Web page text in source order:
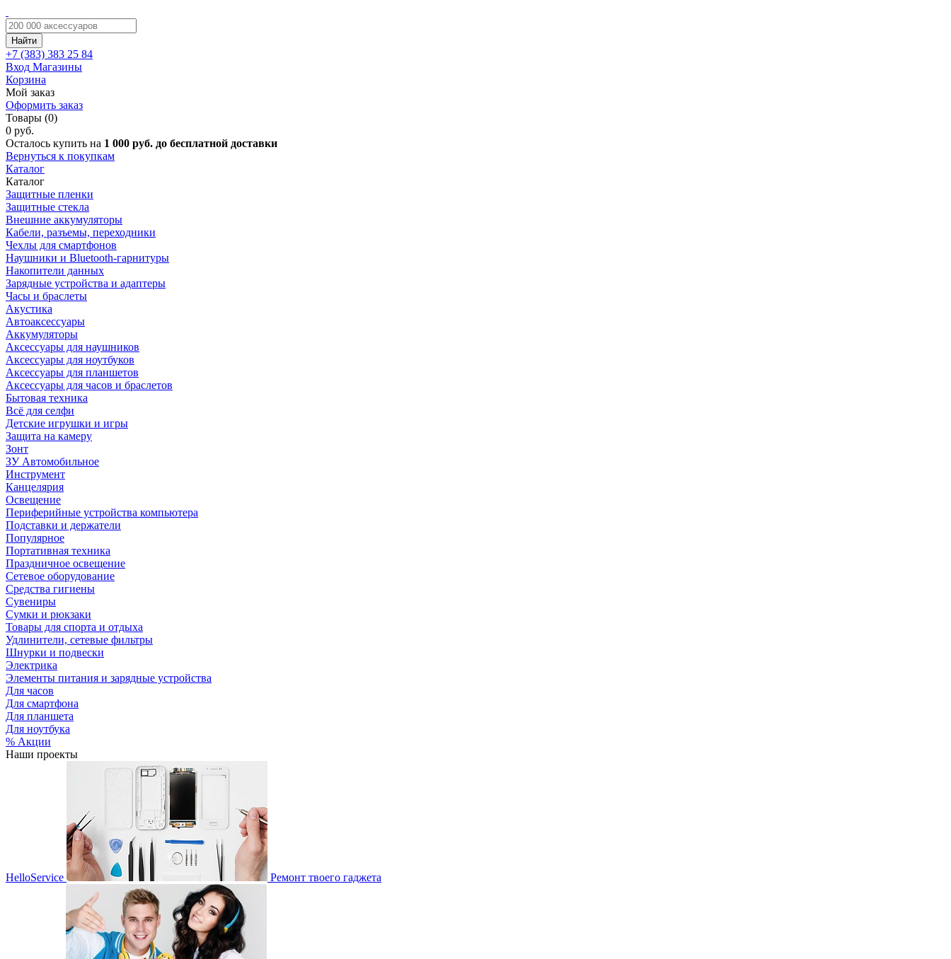
Найти
+7 (383) 383 25 84
Вход Магазины
Корзина
Мой заказ
Оформить заказ
Товары (0)
0 руб.
Осталось купить на 1 000 руб. до бесплатной доставки
Вернуться к покупкам
Каталог
Каталог
Защитные пленки
Защитные стекла
Внешние аккумуляторы
Кабели, разъемы, переходники
Чехлы для смартфонов
Наушники и Bluetooth-гарнитуры
Накопители данных
Зарядные устройства и адаптеры
Часы и браслеты
Акустика
Автоаксессуары
Аккумуляторы
Аксессуары для наушников
Аксессуары для ноутбуков
Аксессуары для планшетов
Аксессуары для часов и браслетов
Бытовая техника
Всё для селфи
Детские игрушки и игры
Защита на камеру
Зонт
ЗУ Автомобильное
Инструмент
Канцелярия
Освещение
Периферийные устройства компьютера
Подставки и держатели
Популярное
Портативная техника
Праздничное освещение
Сетевое оборудование
Средства гигиены
Сувениры
Сумки и рюкзаки
Товары для спорта и отдыха
Удлинители, сетевые фильтры
Шнурки и подвески
Электрика
Элементы питания и зарядные устройства
Для часов
Для смартфона
Для планшета
Для ноутбука
% Акции
Наши проекты
HelloService Ремонт твоего гаджета